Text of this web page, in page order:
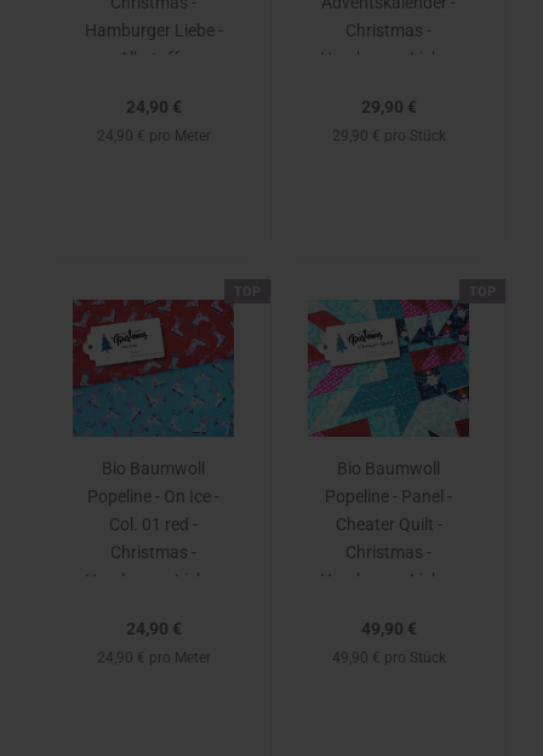
Hamburger Liebe -
Albstoffe
24,90 €
24,90 € pro Meter
Christmas -
Hamburger Liebe -
29,90 €
29,90 € pro Stück
Bio Baumwoll
Popeline - On Ice -
Col. 01 red -
Christmas -
Hamburger Liebe -
24,90 €
24,90 € pro Meter
Bio Baumwoll
Popeline - Panel -
Cheater Quilt -
Christmas -
Hamburger Liebe -
49,90 €
49,90 € pro Stück